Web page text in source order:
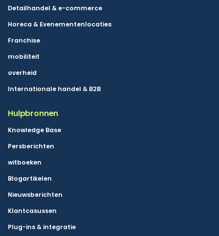
Detailhandel & e-commerce
Horeca & Evenementenlocaties
Franchise
mobiliteit
overheid
Internationale handel & B2B
Hulpbronnen
Knowledge Base
Persberichten
witboeken
Blogartikelen
Nieuwsberichten
Klantcasussen
Plug-ins & integratie